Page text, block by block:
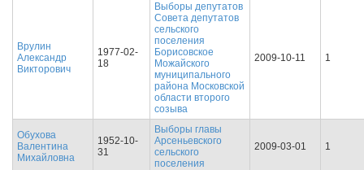
Врулин
Александр
Викторович
1977-02-
18
Выборы депутатов
Совета депутатов
сельского
поселения
Борисовское
Можайского
муниципального
района Московской
области второго
созыва
2009-10-11 1
Обухова
Валентина
Михайловна
1952-10-
31
Выборы главы
Арсеньевского
сельского
поселения
2009-03-01 1